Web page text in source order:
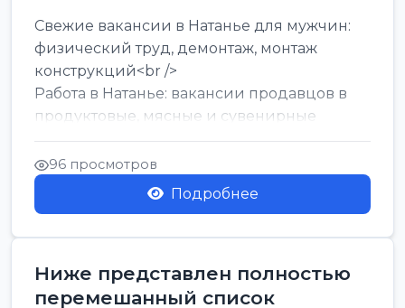
Свежие вакансии в Натанье для мужчин:
физический труд, демонтаж, монтаж
конструкций<br />
Работа в Натанье: вакансии продавцов в
продуктовые, мясные и сувенирные
лавки<br />
Разнорабочий на сборку м...
96 просмотров
Подробнее
Ниже представлен полностью
перемешанный список